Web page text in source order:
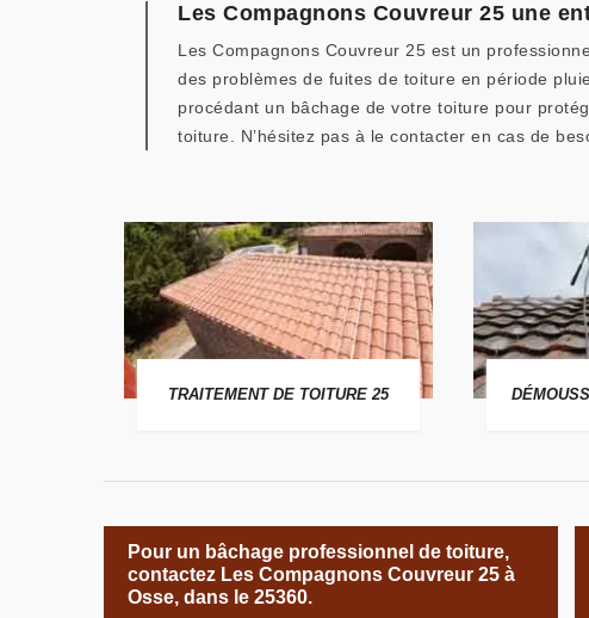
Les Compagnons Couvreur 25 une
Les Compagnons Couvreur 25 est un
des problèmes de fuites de toiture en période
procédant un bâchage de votre toiture pour
toiture. N’hésitez pas à le contacter en cas de
TRAITEMENT DE TOITURE 25
Pour un bâchage professionnel de toiture,
contactez Les Compagnons Couvreur 25 à
Osse, dans le 25360.